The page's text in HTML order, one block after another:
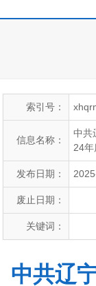
索引号：
信息名称：
中共
24
发布日期：
废止日期：
关键词：
中共辽